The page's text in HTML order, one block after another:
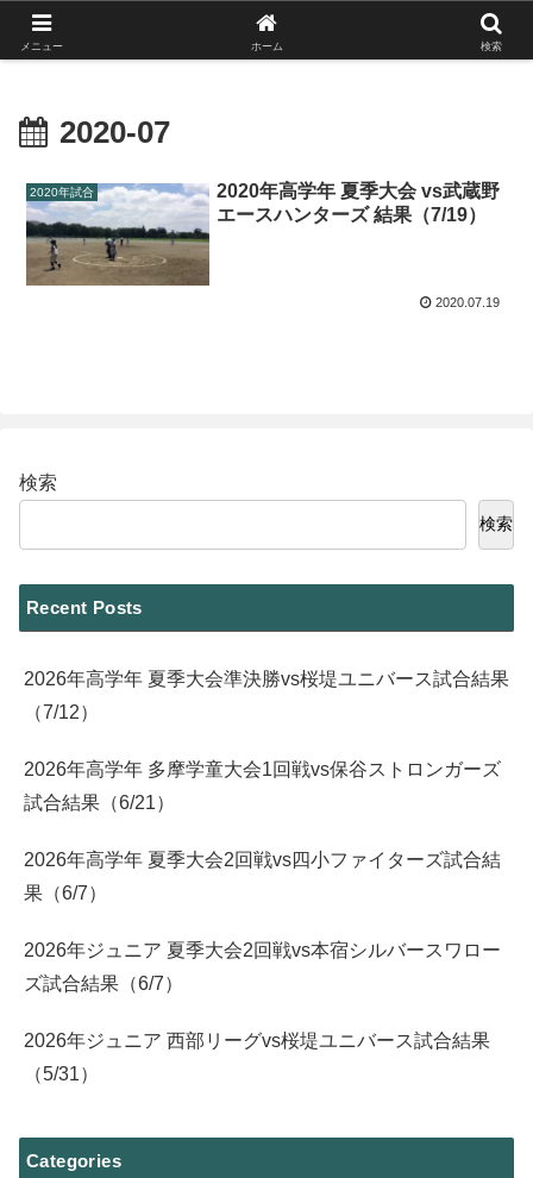
がんばれ！フルスイング！境南ブレーブス！
2020-07
2020年試合
2020年高学年 夏季大会 vs武蔵野
エースハンターズ 結果（7/19）
2020.07.19
検索
検索
Recent Posts
2026年高学年 夏季大会準決勝vs桜堤ユニバース試合結果
（7/12）
2026年高学年 多摩学童大会1回戦vs保谷ストロンガーズ
試合結果（6/21）
2026年高学年 夏季大会2回戦vs四小ファイターズ試合結
果（6/7）
2026年ジュニア 夏季大会2回戦vs本宿シルバースワロー
ズ試合結果（6/7）
2026年ジュニア 西部リーグvs桜堤ユニバース試合結果
（5/31）
Categories
メニュー ホーム 検索